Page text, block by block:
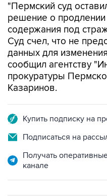
"Пермский суд
решение о
содержания под
Суд счел, что не
данных для
сообщил агентству
прокуратуры
Казаринов.
Купить подписку на
Подписаться на
Получать
канале